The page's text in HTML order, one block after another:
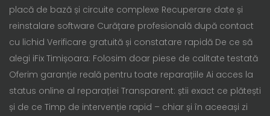
placă de bază și circuite complexe Recuperare date și
reinstalare software Curățare profesională după contact
cu lichid Verificare gratuită și constatare rapidă De ce să
alegi iFix Timișoara: Folosim doar piese de calitate testată
Oferim garanție reală pentru toate reparațiile Ai acces la
status online al reparației Transparent: știi exact ce plătești
și de ce Timp de intervenție rapid – chiar și în aceeași zi